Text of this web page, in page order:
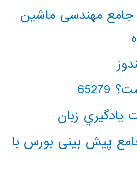
جامع مهندسی ماشین
زبان
پیش بینی بورس با